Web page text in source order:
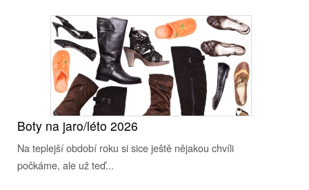
Boty na jaro/léto 2026
Na teplejší období roku si sice ještě nějakou chvíli
počkáme, ale už teď...